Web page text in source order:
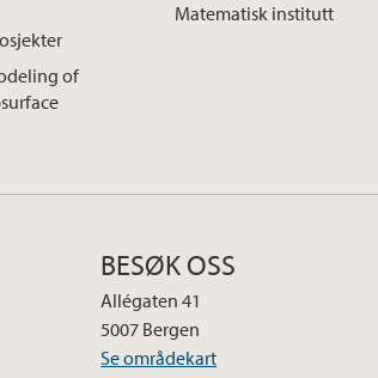
of
Matematisk institutt
BESØK OSS
Allégaten 41
5007 Bergen
Se områdekart